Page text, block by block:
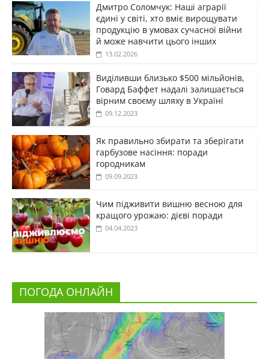
Дмитро Соломчук: Наші аграрії
єдині у світі, хто вміє вирощувати
продукцію в умовах сучасної війни
й може навчити цього інших
13.02.2026
Виділивши близько $500 мільйонів,
Говард Баффет надалі залишається
вірним своєму шляху в Україні
09.12.2023
Як правильно збирати та зберігати
гарбузове насіння: поради
городникам
09.09.2023
Чим підживити вишню весною для
кращого урожаю: дієві поради
04.04.2023
ПОГОДА ОНЛАЙН